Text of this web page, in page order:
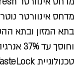
מדחס אינוורטר
בתא המזון ובתא
וחוסך עד 37% אנרגיה לעומת מדחס אינוורטר סטנדרטי.
טכנולוגיית TasteLock בשילוב NutriPlus™